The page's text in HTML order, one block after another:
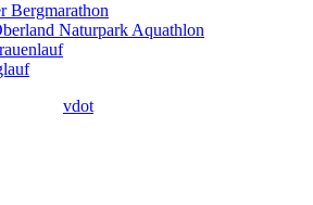
Bergmarathon
Naturpark Aquathlon